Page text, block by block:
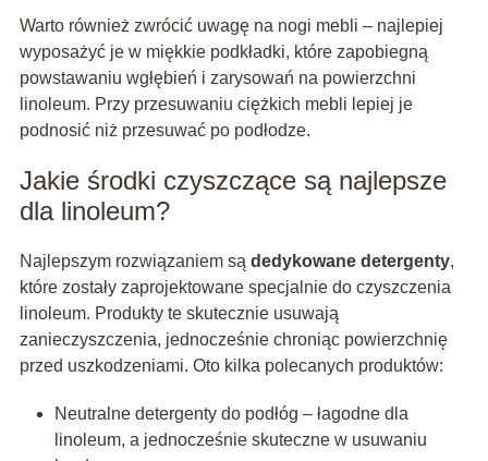
Warto również zwrócić uwagę na nogi mebli – najlepiej
wyposażyć je w miękkie podkładki, które zapobiegną
powstawaniu wgłębień i zarysowań na powierzchni
linoleum. Przy przesuwaniu ciężkich mebli lepiej je
podnosić niż przesuwać po podłodze.
Jakie środki czyszczące są najlepsze
dla linoleum?
Najlepszym rozwiązaniem są dedykowane detergenty,
które zostały zaprojektowane specjalnie do czyszczenia
linoleum. Produkty te skutecznie usuwają
zanieczyszczenia, jednocześnie chroniąc powierzchnię
przed uszkodzeniami. Oto kilka polecanych produktów:
Neutralne detergenty do podłóg – łagodne dla
linoleum, a jednocześnie skuteczne w usuwaniu